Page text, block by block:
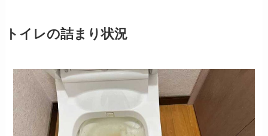
トイレの詰まり状況